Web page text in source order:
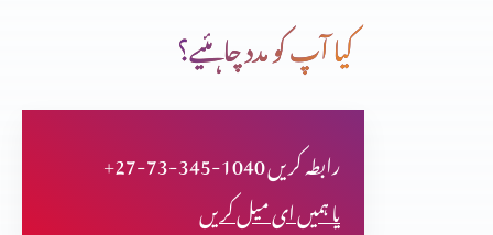
حضرت سموئیل خدا تعالٰی کا نزیر
حضرت بوعز داود کے پٹرداداکی حیاتِ طیبہ
کیا آپ کو مدد چاہئیے؟
+27-73-345-1040 رابطہ کریں
یا ہمیں ای میل کریں